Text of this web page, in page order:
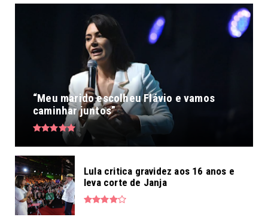
“Meu marido escolheu Flávio e vamos
caminhar juntos”
Lula critica gravidez aos 16 anos e
leva corte de Janja